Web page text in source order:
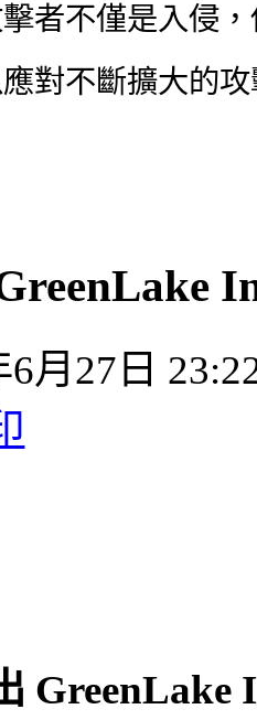
者不僅是入侵
對不斷擴大的
月27日
GreenLake